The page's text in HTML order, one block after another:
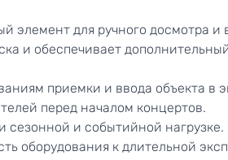
элемент для ручного досмотра и
и обеспечивает
приемки и ввода объекта в
перед началом концертов.
сезонной и событийной нагрузке.
оборудования к длительной